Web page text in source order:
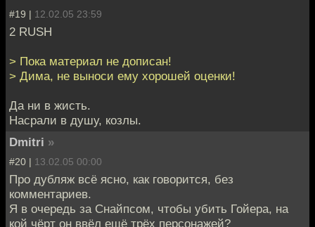
#19 | 12.02.05 23:59
2 RUSH
> Пока материал не дописан!
> Дима, не выноси ему хорошей оценки!
Да ни в жисть.
Насрали в душу, козлы.
Dmitri »
#20 | 13.02.05 00:00
Про дубляж всё ясно, как говорится, без
комментариев.
Я в очередь за Снайпсом, чтобы убить Гойера, на
кой чёрт он ввёл ещё трёх персонажей?